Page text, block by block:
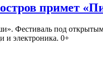
примет
под открытым
и электроника. 0+